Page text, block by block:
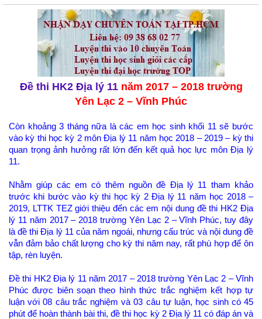
Đề thi HK2 Địa lý 11năm 2017 – 2018 trường
Yên Lạc 2 – Vĩnh Phúc
Còn khoảng 3 tháng nữa là các em học sinh khối 11 sẽ bước
vào kỳ thi học kỳ 2 môn Địa lý 11 năm học 2018 – 2019 – kỳ thi
quan trọng ảnh hưởng rất lớn đến kết quả học lực môn Địa lý
11.
Nhằm giúp các em có thêm nguồn đề Địa lý 11 tham khảo
trước khi bước vào kỳ thi học kỳ 2 Địa lý 11 năm học 2018 –
2019, LTTK TEZ giới thiệu đến các em nội dung đề thi HK2 Địa
lý 11 năm 2017 – 2018 trường Yên Lạc 2 – Vĩnh Phúc, tuy đây
là đề thi Địa lý 11 của năm ngoái, nhưng cấu trúc và nội dung đề
vẫn đảm bảo chất lượng cho kỳ thi năm nay, rất phù hợp để ôn
tập, rèn luyện.
Đề thi HK2 Địa lý 11 năm 2017 – 2018 trường Yên Lạc 2 – Vĩnh
Phúc được biên soạn theo hình thức trắc nghiệm kết hợp tự
luận với 08 câu trắc nghiệm và 03 câu tự luận, học sinh có 45
phút để hoàn thành bài thi, đề thi học kỳ 2 Địa lý 11 có đáp án và